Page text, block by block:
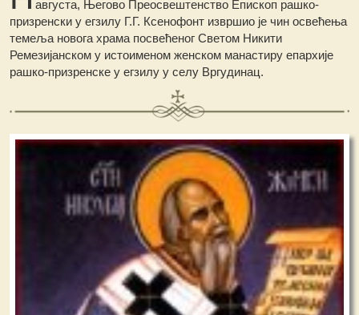
августа, Његово Преосвештенство Епископ рашко-
призренски у егзилу Г.Г. Ксенофонт извршио је чин освећења
темеља новога храма посвећеног Светом Никити
Ремезијанском у истоименом женском манастиру епархије
рашко-призренске у егзилу у селу Вргудинац.